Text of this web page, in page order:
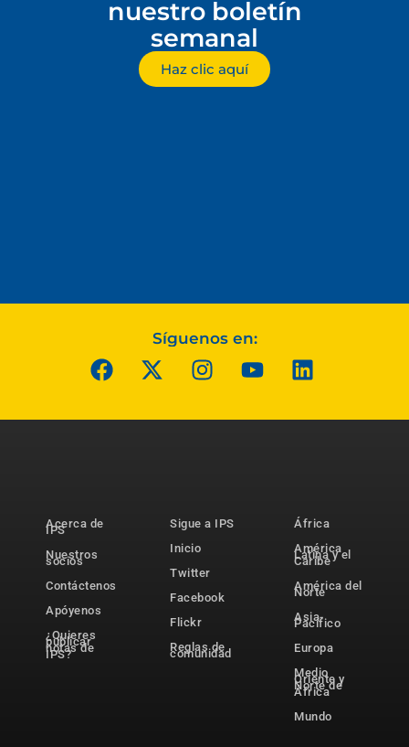
nuestro boletín
semanal
Haz clic aquí
Síguenos en:
Acerca de
IPS
Nuestros
socios
Contáctenos
Apóyenos
¿Quieres
publicar
notas de
IPS?
Sigue a IPS
Inicio
Twitter
Facebook
Flickr
Reglas de
comunidad
África
América
Latina y el
Caribe
América del
Norte
Asia-
Pacífico
Europa
Medio
Oriente y
Norte de
África
Mundo